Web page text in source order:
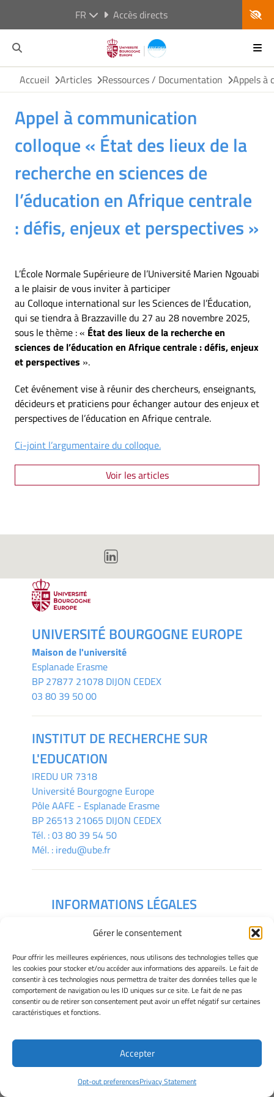
Gérer le consentement
Pour offrir les meilleures expériences, nous utilisons des technologies telles que
les cookies pour stocker et/ou accéder aux informations des appareils. Le fait de
consentir à ces technologies nous permettra de traiter des données telles que le
comportement de navigation ou les ID uniques sur ce site. Le fait de ne pas
consentir ou de retirer son consentement peut avoir un effet négatif sur certaines
caractéristiques et fonctions.
Accepter
Opt-out preferencesPrivacy Statement
FR Accès directs
Accueil Articles Ressources / Documentation Appels à
Appel à communication
colloque « État des lieux de la
recherche en sciences de
l’éducation en Afrique centrale
: défis, enjeux et perspectives »
L’École Normale Supérieure de l’Université Marien Ngouabi
a le plaisir de vous inviter à participer
au Colloque international sur les Sciences de l’Éducation,
qui se tiendra à Brazzaville du 27 au 28 novembre 2025,
sous le thème : « État des lieux de la recherche en
sciences de l’éducation en Afrique centrale : défis, enjeux
et perspectives ».
Cet événement vise à réunir des chercheurs, enseignants,
décideurs et praticiens pour échanger autour des enjeux et
perspectives de l’éducation en Afrique centrale.
Ci-joint l’argumentaire du colloque.
Voir les articles
UNIVERSITÉ BOURGOGNE EUROPE
Maison de l'université
Esplanade Erasme
BP 27877 21078 DIJON CEDEX
03 80 39 50 00
INSTITUT DE RECHERCHE SUR
L'EDUCATION
IREDU UR 7318
Université Bourgogne Europe
Pôle AAFE - Esplanade Erasme
BP 26513 21065 DIJON CEDEX
Tél. :03 80 39 54 50
Mél. : iredu@ube.fr
INFORMATIONS LÉGALES
Gérer mes cookies
Déclaration de confidentialité
Politique des cookies
Avertissement
Télécharger le plan des campus
Site Officiel - IREDU @ 2026
Copyright Université de Bourgogne Europe